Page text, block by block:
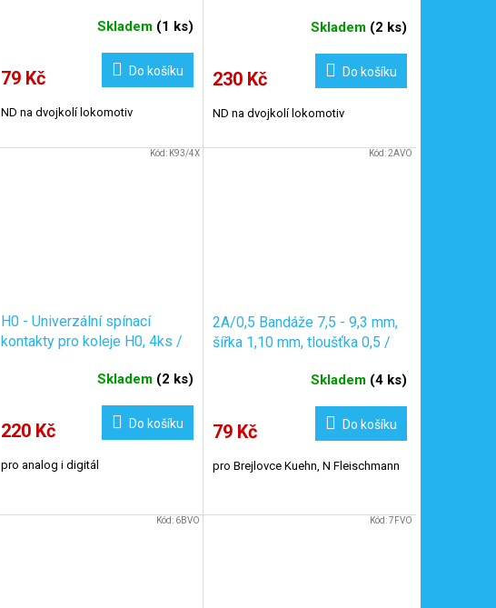
Skladem (1 ks)
79 Kč Do košíku
ND na dvojkolí lokomotiv
Skladem (2 ks)
230 Kč Do košíku
ND na dvojkolí lokomotiv
H0 - Univerzální spínací
kontakty pro koleje H0, 4ks /
Skladem (2 ks)
220 Kč Do košíku
pro analog i digitál
Kód: K93/4X
2A/0,5 Bandáže 7,5 - 9,3 mm,
šířka 1,10 mm, tloušťka 0,5 /
Skladem (4 ks)
79 Kč Do košíku
pro Brejlovce Kuehn, N Fleischmann
Kód:2AVO
Kód: 6BVO Kód:7FVO